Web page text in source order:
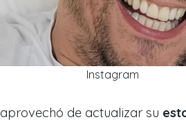
Instagram
aprovechó de actualizar su